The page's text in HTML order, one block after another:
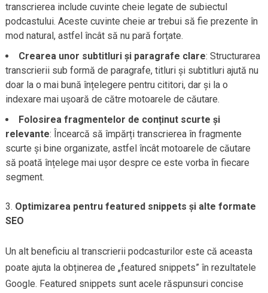
transcrierea include cuvinte cheie legate de subiectul
podcastului. Aceste cuvinte cheie ar trebui să fie prezente în
mod natural, astfel încât să nu pară forțate.
Crearea unor subtitluri și paragrafe clare: Structurarea
transcrierii sub formă de paragrafe, titluri și subtitluri ajută nu
doar la o mai bună înțelegere pentru cititori, dar și la o
indexare mai ușoară de către motoarele de căutare.
Folosirea fragmentelor de conținut scurte și
relevante: Încearcă să împărți transcrierea în fragmente
scurte și bine organizate, astfel încât motoarele de căutare
să poată înțelege mai ușor despre ce este vorba în fiecare
segment.
Optimizarea pentru featured snippets și alte formate
SEO
Un alt beneficiu al transcrierii podcasturilor este că aceasta
poate ajuta la obținerea de „featured snippets” în rezultatele
Google. Featured snippets sunt acele răspunsuri concise